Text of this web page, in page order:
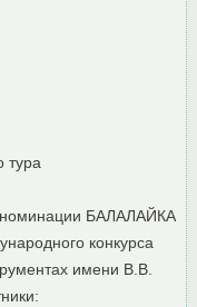
тура
БАЛАЛАЙКА
конкурса
имени В.В.